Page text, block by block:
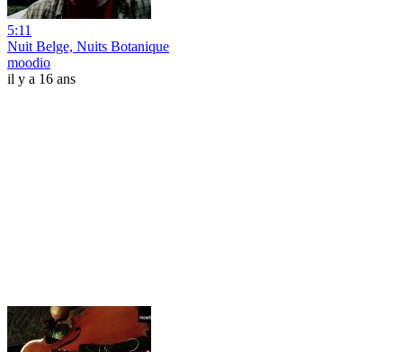
5:11
Nuit Belge, Nuits Botanique
moodio
il y a 16 ans